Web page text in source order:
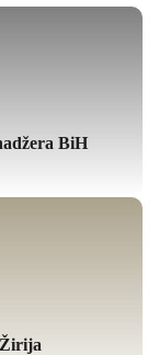
BiH